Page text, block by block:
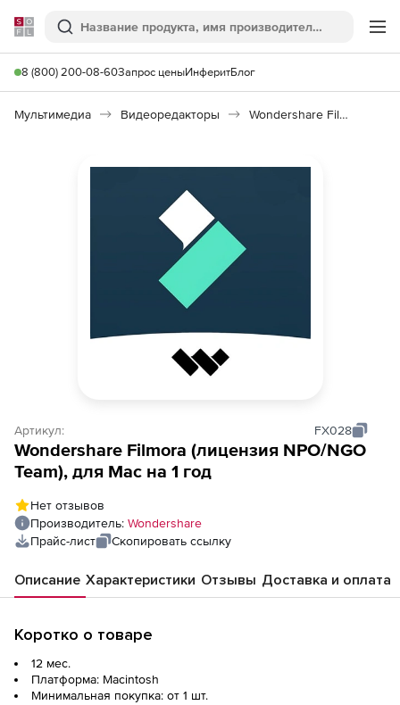
Softline
Поиск
8 (800) 200-08-60Запрос ценыИнферитБлог
Мультимедиа Видеоредакторы Wondershare Filmora
Артикул: FX028
Wondershare Filmora (лицензия NPO/NGO
Team), для Mac на 1 год
Нет отзывов
Производитель: Wondershare
Прайс-лист
Скопировать ссылку
Описание Характеристики Отзывы Доставка и оплата
Коротко о товаре
12 мес.
Платформа: Macintosh
Минимальная покупка: от 1 шт.